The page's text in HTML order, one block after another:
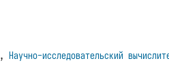
,Научно-исследовательский